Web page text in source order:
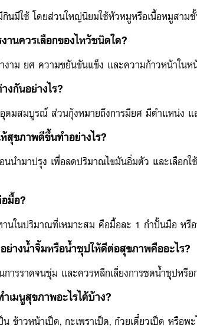
มีใช้ โดยส่วนใหญ่นิยมใช้หัวหมูหรือเนื้อหมูสามชั้
นควรเลือกของไหว้ชนิดใด?
งาม ยศ ความขยันขันแข็ง และความก้าวหน้าในห
กันอย่างไร?
อุดมสมบูรณ์ ส่วนกุ้งหมายถึงการมียศ มีตำแหน่ง
สุขภาพดีขึ้นทำอย่างไร?
นำมาปรุง เพื่อลดปริมาณไขมันอิ่มตัว และเลือก
มื้อ?
านในปริมาณที่เหมาะสม คือมื้อละ 1 กำปั้นมือ ห
ย่างน้ำจิ้มหรือน้ำซุปให้ดีต่อสุขภาพคืออะไร?
ารราดจนชุ่ม และควรหลีกเลี่ยงการซดน้ำซุปหรือ
เมนูสุขภาพอะไรได้บ้าง?
ข้าวหน้าเป็ด, กะเพราเป็ด, ก๋วยเตี๋ยวเป็ด หรือพะ